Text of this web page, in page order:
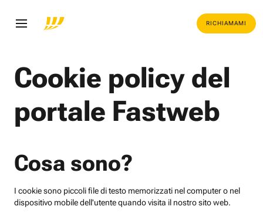
RICHIAMAMI
Cookie policy del
portale Fastweb
Cosa sono?
I cookie sono piccoli file di testo memorizzati nel computer o nel
dispositivo mobile dell'utente quando visita il nostro sito web.